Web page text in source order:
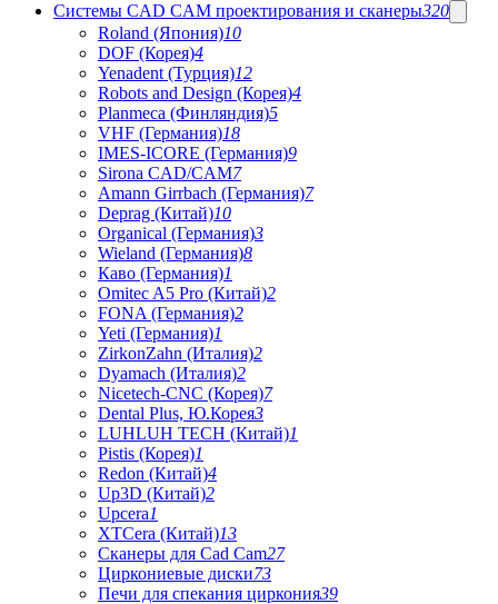
Системы CAD CAM проектирования и сканеры320
Roland (Япония)10
DOF (Корея)4
Yenadent (Турция)12
Robots and Design (Корея)4
Planmeca (Финляндия)5
VHF (Германия)18
IMES-ICORE (Германия)9
Sirona CAD/CAM7
Amann Girrbach (Германия)7
Deprag (Китай)10
Organical (Германия)3
Wieland (Германия)8
Каво (Германия)1
Omitec A5 Pro (Китай)2
FONA (Германия)2
Yeti (Германия)1
ZirkonZahn (Италия)2
Dyamach (Италия)2
Nicetech-CNC (Корея)7
Dental Plus, Ю.Корея3
LUHLUH TECH (Китай)1
Pistis (Корея)1
Redon (Китай)4
Up3D (Китай)2
Upcera1
XTCera (Китай)13
Сканеры для Cad Cam27
Циркониевые диски73
Печи для спекания циркония39